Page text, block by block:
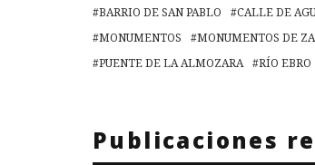
BARRIO DE SAN PABLO CALLE DE
MONUMENTOS
MONUMENTOS DE
PUENTE DE LA ALMOZARA
RÍO EBRO
Publicaciones